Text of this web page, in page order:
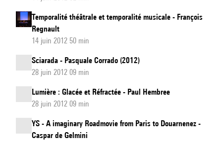
Temporalité théâtrale et temporalité musicale - François
Regnault
14 juin 2012 50 min
Sciarada - Pasquale Corrado (2012)
28 juin 2012 09 min
Lumière : Glacée et Réfractée - Paul Hembree
28 juin 2012 09 min
YS - A imaginary Roadmovie from Paris to Douarnenez -
Caspar de Gelmini